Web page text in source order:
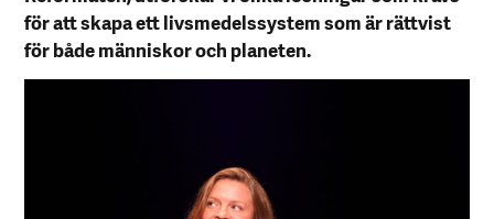
för att skapa ett livsmedelssystem som är rättvist
för både människor och planeten.